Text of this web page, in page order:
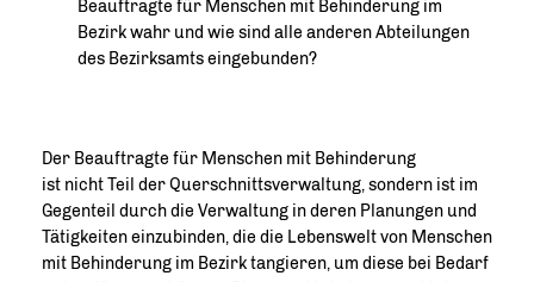
Beauftragte für Menschen mit Behinderung im
Bezirk wahr und wie sind alle anderen Abteilungen
des Bezirksamts eingebunden?
Der Beauftragte für Menschen mit Behinderung
ist nicht Teil der Querschnittsverwaltung, sondern ist im
Gegenteil durch die Verwaltung in deren Planungen und
Tätigkeiten einzubinden, die die Lebenswelt von Menschen
mit Behinderung im Bezirk tangieren, um diese bei Bedarf